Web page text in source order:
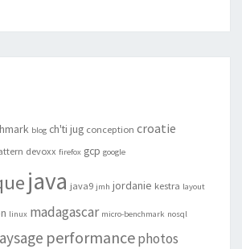
blog ch'ti jug conception croatie
devoxx firefox gcp google
java java9 jmh jordanie kestra layout
linux madagascar micro-benchmark nosql
performancephotos